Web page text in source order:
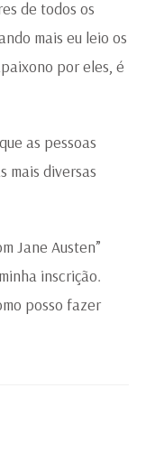
de todos os
mais eu leio os
por eles, é
as pessoas
mais diversas
Jane Austen”
inscrição.
posso fazer